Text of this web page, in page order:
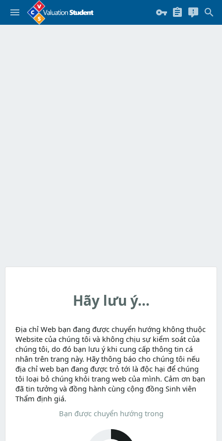
Hãy lưu ý...
Địa chỉ Web bạn đang được chuyển hướng không thuộc
Website của chúng tôi và không chịu sự kiểm soát của
chúng tôi, do đó bạn lưu ý khi cung cấp thông tin cá
nhân trên trang này. Hãy thông báo cho chúng tôi nếu
địa chỉ web bạn đang được trỏ tới là độc hại để chúng
tôi loại bỏ chúng khỏi trang web của mình. Cảm ơn bạn
đã tin tưởng và đồng hành cùng cộng đồng Sinh viên
Thẩm định giá.
Bạn được chuyển hướng trong